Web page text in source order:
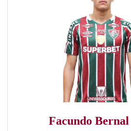
Facundo Bernal